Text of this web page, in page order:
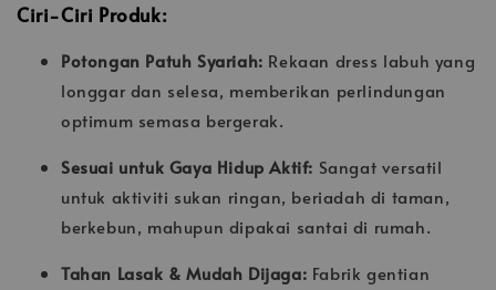
Ciri-Ciri Produk:
Potongan Patuh Syariah: Rekaan dress labuh yang
longgar dan selesa, memberikan perlindungan
optimum semasa bergerak.
Sesuai untuk Gaya Hidup Aktif: Sangat versatil
untuk aktiviti sukan ringan, beriadah di taman,
berkebun, mahupun dipakai santai di rumah.
Tahan Lasak & Mudah Dijaga: Fabrik gentian